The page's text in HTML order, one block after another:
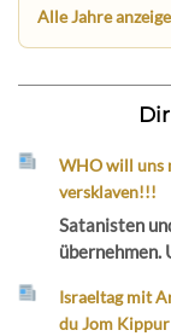
Alle Jahre
WHO will uns
versklaven!!!
Satanisten
übernehmen.
Israeltag mit
du Jom Kippur